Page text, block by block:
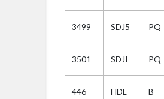
3499 SDJ5 PQ
3501 SDJI PQ
446 HDL B